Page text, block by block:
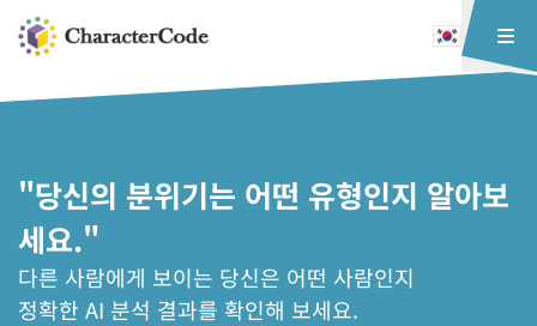
"당신의 분위기는 어떤 유형인지 알아보
세요."
다른 사람에게 보이는 당신은 어떤 사람인지
정확한 AI 분석 결과를 확인해 보세요.